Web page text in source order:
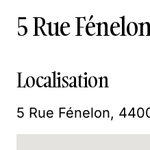
5 Rue
Localisation
5 Rue Fénelon,